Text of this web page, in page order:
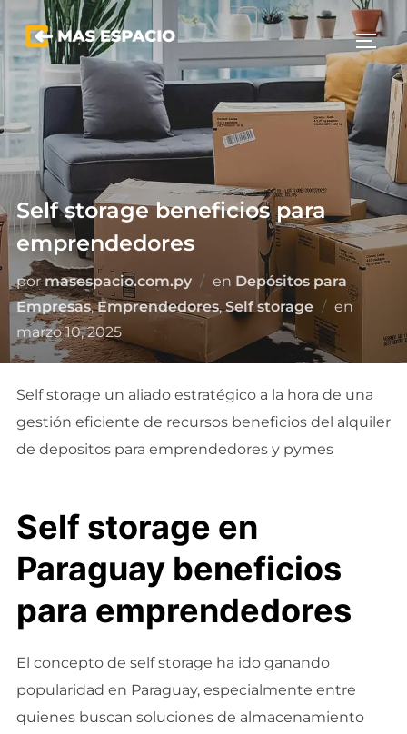
Saltar
al
contenido
Self storage beneficios para
emprendedores
pormasespacio.com.py en Depósitos para
Empresas,Emprendedores,Self storage en
marzo 10, 2025
Self storage un aliado estratégico a la hora de una
gestión eficiente de recursos beneficios del alquiler
de depositos para emprendedores y pymes
Self storage en
Paraguay beneficios
para emprendedores
El concepto de self storage ha ido ganando
popularidad en Paraguay, especialmente entre
quienes buscan soluciones de almacenamiento